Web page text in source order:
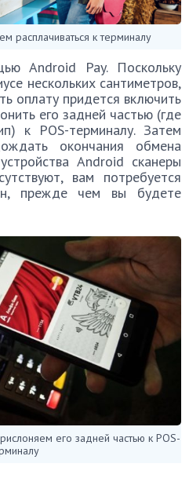
расплачиваться к терминалу
Android Pay. Поскольку
нескольких сантиметров,
оплату придется включить
его задней частью (где
к POS-терминалу. Затем
окончания обмена
Android сканеры
вам потребуется
прежде чем вы будете
его задней частью к POS-